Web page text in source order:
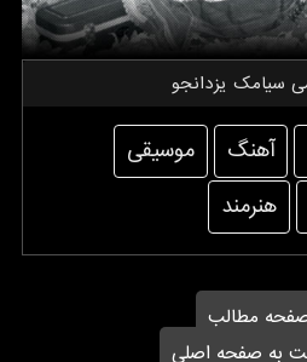
سیامك یزدانجو
آهنگ
موسیقی
هنرمند
مطالب
به صفحه اصلی